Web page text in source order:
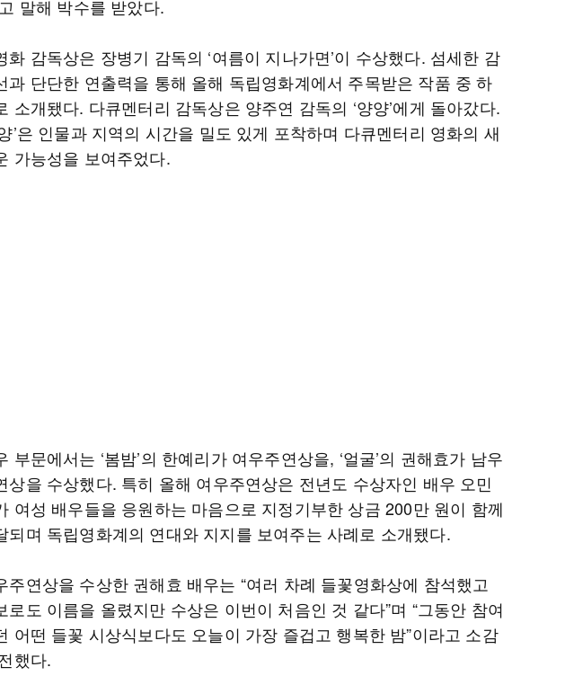
말해 박수를 받았다.
화 감독상은 장병기 감독의 ‘여름이 지나가면’이 수상했다. 섬세한 감
과 단단한 연출력을 통해 올해 독립영화계에서 주목받은 작품 중 하
소개됐다. 다큐멘터리 감독상은 양주연 감독의 ‘양양’에게 돌아갔다.
’은 인물과 지역의 시간을 밀도 있게 포착하며 다큐멘터리 영화의 새
가능성을 보여주었다.
부문에서는 ‘봄밤’의 한예리가 여우주연상을, ‘얼굴’의 권해효가 남우
상을 수상했다. 특히 올해 여우주연상은 전년도 수상자인 배우 오민
여성 배우들을 응원하는 마음으로 지정기부한 상금 200만 원이 함께
되며 독립영화계의 연대와 지지를 보여주는 사례로 소개됐다.
주연상을 수상한 권해효 배우는 “여러 차례 들꽃영화상에 참석했고
로도 이름을 올렸지만 수상은 이번이 처음인 것 같다”며 “그동안 참여
어떤 들꽃 시상식보다도 오늘이 가장 즐겁고 행복한 밤”이라고 소감
했다.